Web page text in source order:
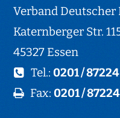
Verband Deutscher
Katernberger Str.
45327 Essen
Tel.:0201 /
Fax:0201 /